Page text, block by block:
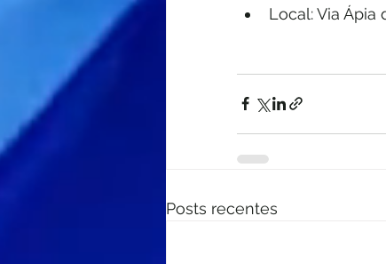
Local: Via Ápia
Posts recentes